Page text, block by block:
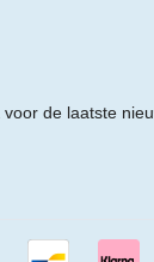
de laatste